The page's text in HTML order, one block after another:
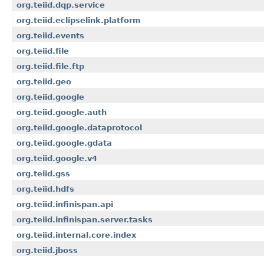
org.teiid.dqp.service
org.teiid.eclipselink.platform
org.teiid.events
org.teiid.file
org.teiid.file.ftp
org.teiid.geo
org.teiid.google
org.teiid.google.auth
org.teiid.google.dataprotocol
org.teiid.google.gdata
org.teiid.google.v4
org.teiid.gss
org.teiid.hdfs
org.teiid.infinispan.api
org.teiid.infinispan.server.tasks
org.teiid.internal.core.index
org.teiid.jboss